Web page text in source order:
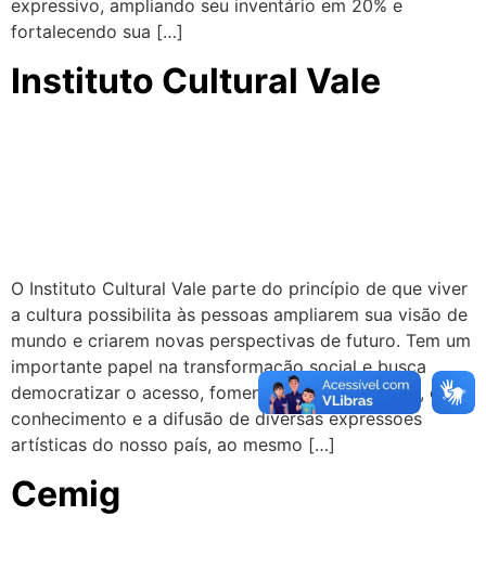
expressivo, ampliando seu inventário em 20% e
fortalecendo sua […]
Instituto Cultural Vale
O Instituto Cultural Vale parte do princípio de que viver
a cultura possibilita às pessoas ampliarem sua visão de
mundo e criarem novas perspectivas de futuro. Tem um
importante papel na transformação social e busca
democratizar o acesso, fomentar a arte, a cultura, o
conhecimento e a difusão de diversas expressões
artísticas do nosso país, ao mesmo […]
Cemig